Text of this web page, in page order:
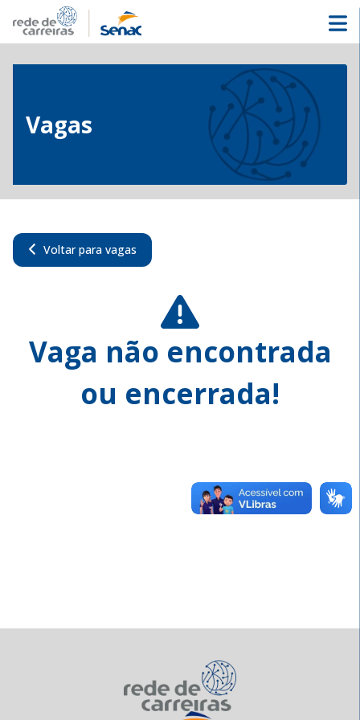
Vagas
Voltar para vagas
Vaga não encontrada
ou encerrada!